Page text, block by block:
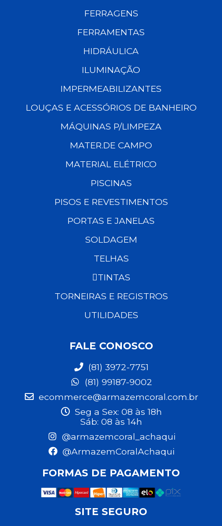
FERRAGENS
FERRAMENTAS
HIDRÁULICA
ILUMINAÇÃO
IMPERMEABILIZANTES
LOUÇAS E ACESSÓRIOS DE BANHEIRO
MÁQUINAS P/LIMPEZA
MATER.DE CAMPO
MATERIAL ELÉTRICO
PISCINAS
PISOS E REVESTIMENTOS
PORTAS E JANELAS
SOLDAGEM
TELHAS
TINTAS
TORNEIRAS E REGISTROS
UTILIDADES
FALE CONOSCO
(81) 3972-7751
(81) 99187-9002
ecommerce@armazemcoral.com.br
Seg a Sex: 08 às 18h
Sáb: 08 às 14h
@armazemcoral_achaqui
@ArmazemCoralAchaqui
FORMAS DE PAGAMENTO
SITE SEGURO